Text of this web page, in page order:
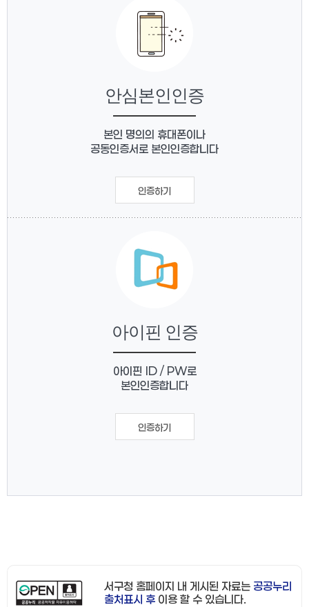
안심본인인증
본인 명의의 휴대폰이나
공동인증서로 본인인증합니다
인증하기
아이핀 인증
아이핀 ID / PW로
본인인증합니다
인증하기
서구청 홈페이지 내 게시된 자료는 공공누리
출처표시 후 이용 할 수 있습니다.